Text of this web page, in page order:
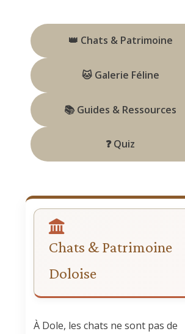
👑 Chats & Patrimoine
🐱 Galerie Féline
📚 Guides & Ressources
❓ Quiz
Chats & Patrimoine
Doloise
À Dole, les chats ne sont pas de